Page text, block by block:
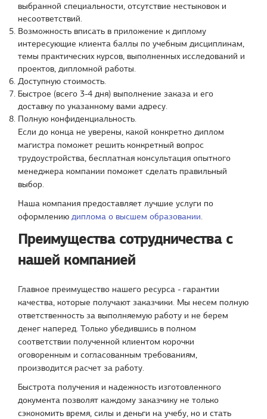
выбранной специальности, отсутствие нестыковок и
несоответствий.
Возможность вписать в приложение к диплому
интересующие клиента баллы по учебным дисциплинам,
темы практических курсов, выполненных исследований и
проектов, дипломной работы.
Доступную стоимость.
Быстрое (всего 3-4 дня) выполнение заказа и его
доставку по указанному вами адресу.
Полную конфиденциальность.
Если до конца не уверены, какой конкретно диплом
магистра поможет решить конкретный вопрос
трудоустройства, бесплатная консультация опытного
менеджера компании поможет сделать правильный
выбор.
Наша компания предоставляет лучшие услуги по
оформлению диплома о высшем образовании.
Преимущества сотрудничества с
нашей компанией
Главное преимущество нашего ресурса - гарантии
качества, которые получают заказчики. Мы несем полную
ответственность за выполняемую работу и не берем
денег наперед. Только убедившись в полном
соответствии полученной клиентом корочки
оговоренным и согласованным требованиям,
производится расчет за работу.
Быстрота получения и надежность изготовленного
документа позволят каждому заказчику не только
сэкономить время, силы и деньги на учебу, но и стать